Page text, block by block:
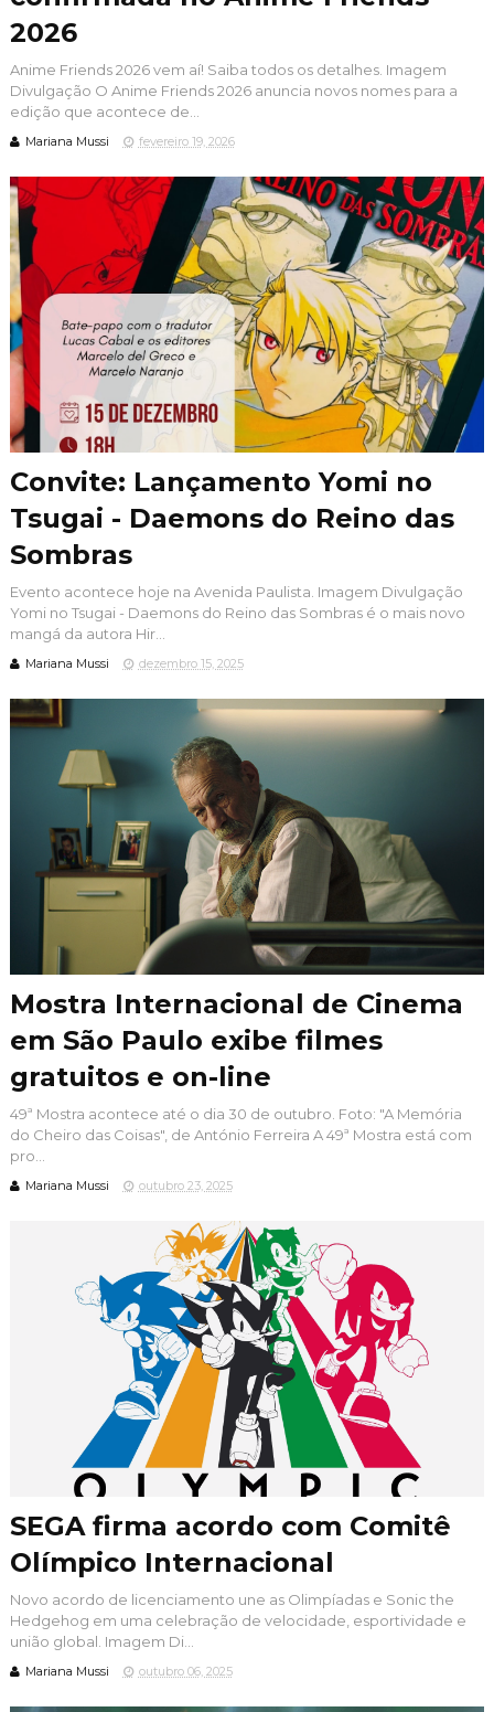
2026
Anime Friends 2026 vem aí! Saiba todos os detalhes. Imagem
Divulgação O Anime Friends 2026 anuncia novos nomes para a
edição que acontece de...
Mariana Mussi fevereiro 19, 2026
Convite: Lançamento Yomi no
Tsugai - Daemons do Reino das
Sombras
Evento acontece hoje na Avenida Paulista. Imagem Divulgação
Yomi no Tsugai - Daemons do Reino das Sombras é o mais novo
mangá da autora Hir...
Mariana Mussi dezembro 15, 2025
Mostra Internacional de Cinema
em São Paulo exibe filmes
gratuitos e on-line
49ª Mostra acontece até o dia 30 de outubro. Foto: "A Memória
do Cheiro das Coisas", de António Ferreira A 49ª Mostra está com
pro...
Mariana Mussi outubro 23, 2025
SEGA firma acordo com Comitê
Olímpico Internacional
Novo acordo de licenciamento une as Olimpíadas e Sonic the
Hedgehog em uma celebração de velocidade, esportividade e
união global. Imagem Di...
Mariana Mussi outubro 06, 2025